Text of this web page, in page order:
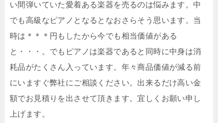
い間弾いていた愛着ある楽器を売るのは悩みます。中
でも高級なピアノとなるとなおさらそう思います。当
時は＊＊＊円もしたから今でも相当価値がある
と・・・。でもピアノは楽器であると同時に中身は消
耗品がたくさん入っています。年々商品価値が減る前
にいますぐ弊社にご相談ください。出来るだけ高い金
額でお見積りを出させて頂きます。宜しくお願い申し
上げます。